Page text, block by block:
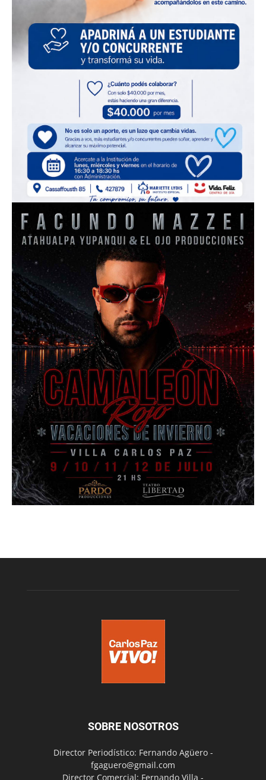
SOBRE NOSOTROS
Director Periodístico: Fernando Agüero -
fgaguero@gmail.com
Director Comercial: Fernando Villa -